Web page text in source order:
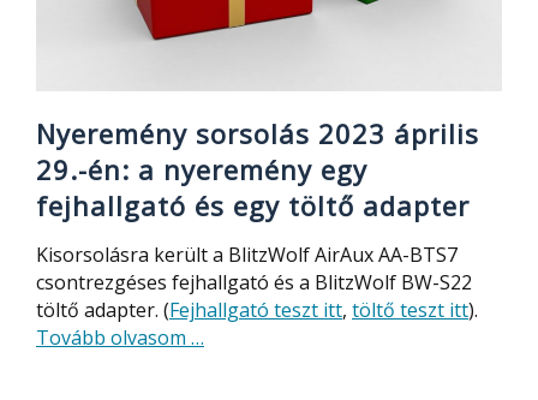
Nyeremény sorsolás 2023 április
29.-én: a nyeremény egy
fejhallgató és egy töltő adapter
Kisorsolásra került a BlitzWolf AirAux AA-BTS7
csontrezgéses fejhallgató és a BlitzWolf BW-S22
töltő adapter. (Fejhallgató teszt itt, töltő teszt itt).
Tovább olvasom about
…